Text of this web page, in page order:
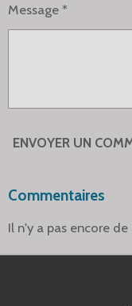
Message *
ENVOYER UN
Commentaires
Il n'y a pas encore